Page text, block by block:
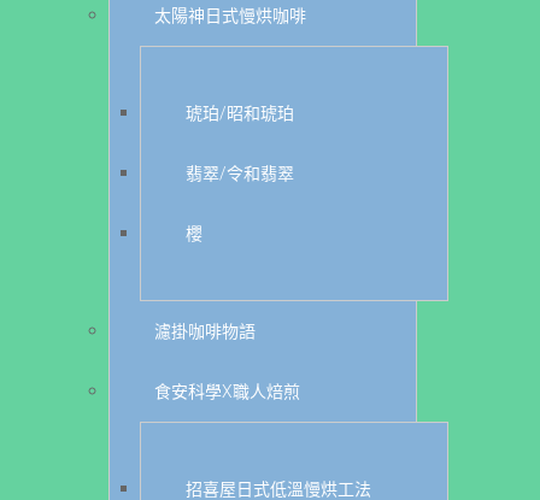
太陽神日式慢烘咖啡
琥珀/昭和琥珀
翡翠/令和翡翠
櫻
濾掛咖啡物語
食安科學X職人焙煎
招喜屋日式低溫慢烘工法